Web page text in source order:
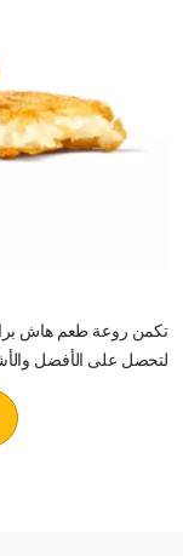
تكمن روعة طعم هاش
لتحصل على الأفضل